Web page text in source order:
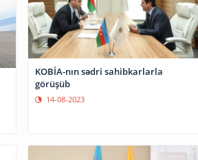
KOBİA-nın sədri sahibkarlarla
görüşüb
14-08-2023